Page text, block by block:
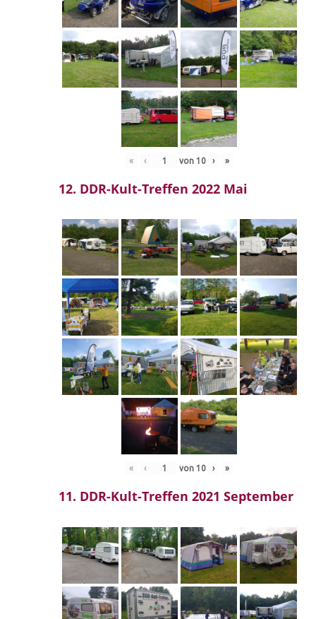
« ‹ von 10 › »
12. DDR-Kult-Treffen 2022 Mai
« ‹ von 10 › »
11. DDR-Kult-Treffen 2021 September